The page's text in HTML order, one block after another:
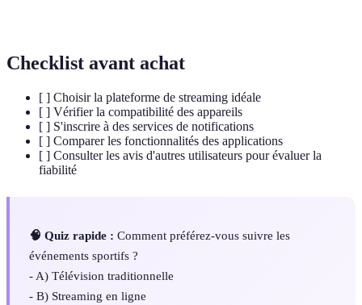
Checklist avant achat
[ ] Choisir la plateforme de streaming idéale
[ ] Vérifier la compatibilité des appareils
[ ] S'inscrire à des services de notifications
[ ] Comparer les fonctionnalités des applications
[ ] Consulter les avis d'autres utilisateurs pour évaluer la
fiabilité
🧠 Quiz rapide : Comment préférez-vous suivre les
événements sportifs ?
- A) Télévision traditionnelle
- B) Streaming en ligne